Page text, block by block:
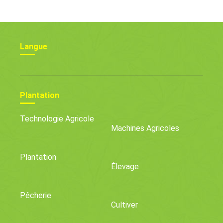
Langue
Plantation
Technologie Agricole
Machines Agricoles
Plantation
Élevage
Pêcherie
Cultiver